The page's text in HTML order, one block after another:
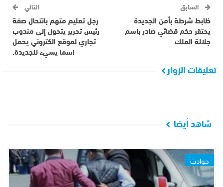
السابق
ظابط شرطة بأمن الجديدة
يحتقر حكم قضائي صادر باسم
جلالة الملك
التالي
رجل تعليم متهم بانتحال صفة
رئيس تحرير يتحول إلى مندوب
تجاري لموقع الكتروني يحمل
اسما يسيء للجديدة.
تعليقات الزوار
شاهد أيضا
حوادث